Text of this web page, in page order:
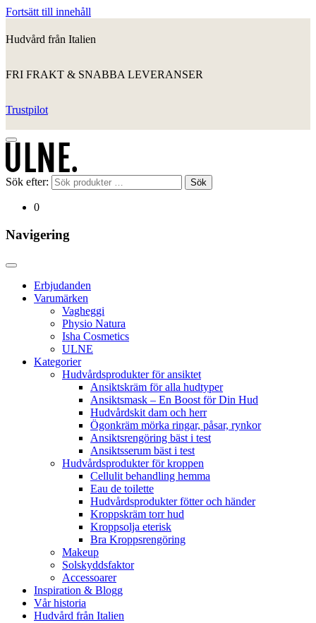
Fortsätt till innehåll
Hudvård från Italien
FRI FRAKT & SNABBA LEVERANSER
Trustpilot
Sök efter: Sök
0
Navigering
Erbjudanden
Varumärken
Vagheggi
Physio Natura
Isha Cosmetics
ULNE
Kategorier
Hudvårdsprodukter för ansiktet
Ansiktskräm för alla hudtyper
Ansiktsmask – En Boost för Din Hud
Hudvårdskit dam och herr
Ögonkräm mörka ringar, påsar, rynkor
Ansiktsrengöring bäst i test
Ansiktsserum bäst i test
Hudvårdsprodukter för kroppen
Cellulit behandling hemma
Eau de toilette
Hudvårdsprodukter fötter och händer
Kroppskräm torr hud
Kroppsolja eterisk
Bra Kroppsrengöring
Makeup
Solskyddsfaktor
Accessoarer
Inspiration & Blogg
Vår historia
Hudvård från Italien